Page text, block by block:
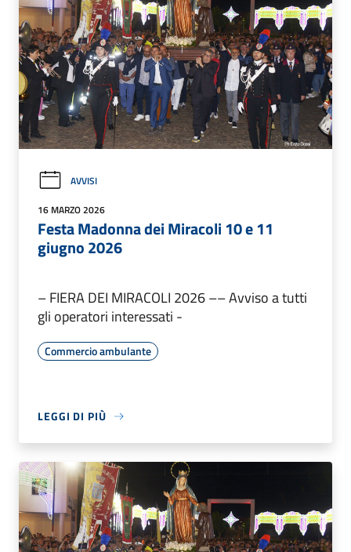
AVVISI
16 MARZO 2026
Festa Madonna dei Miracoli 10 e 11
giugno 2026
– FIERA DEI MIRACOLI 2026 –– Avviso a tutti
gli operatori interessati -
Commercio ambulante
LEGGI DI PIÙ